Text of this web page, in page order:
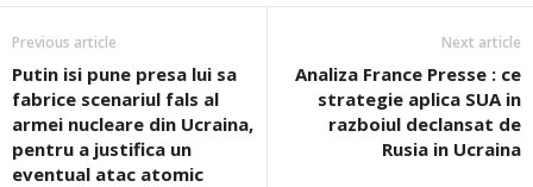
Previous article
Putin isi pune presa lui sa
fabrice scenariul fals al
armei nucleare din Ucraina,
pentru a justifica un
eventual atac atomic
Next article
Analiza France Presse : ce
strategie aplica SUA in
razboiul declansat de
Rusia in Ucraina